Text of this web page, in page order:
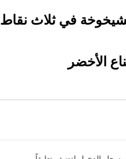
في ثلاث نقاط
الأخضر